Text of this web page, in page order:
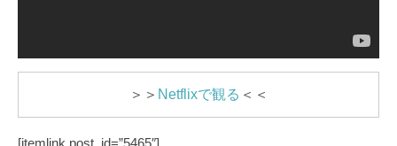
＞＞ Netflixで観る ＜＜
[itemlink post_id=”5465″]